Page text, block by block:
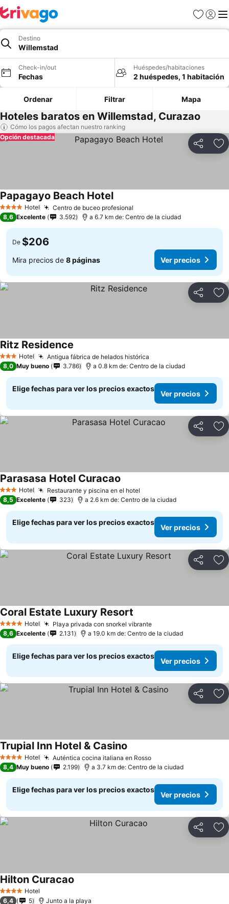
Favoritos
Iniciar
Destino
Willemstad
Check-in/out
Fechas
Huéspedes/habitaciones
2 huéspedes, 1 habitación
Ordenar Filtrar Mapa
Hoteles baratos en Willemstad, Curazao
Cómo los pagos afectan nuestro ranking
Compartir
Opción destacada
4 EstrellasHotel Centro de buceo profesional
Papagayo Beach HotelVer precios
8,6 Excelente 3.592 a 6.7 km de: Centro de la ciudad
De $206
Mira precios de 8 páginas Ver precios
Compartir
3 Estrellas
Hotel Antigua fábrica de helados histórica
Ritz Residence
8,0 Muy bueno 3.786 a 0.8 km de: Centro de la ciudad
Elige fechas para ver los precios exactos
Ver precios
Compartir
3 Estrellas
Hotel Restaurante y piscina en el hotel
Parasasa Hotel Curacao
8,5 Excelente 323 a 2.6 km de: Centro de la ciudad
Elige fechas para ver los precios exactos
Ver precios
Compartir
4 EstrellasHotel Playa privada con snorkel vibranteVer precios
Coral Estate Luxury Resort
8,6 Excelente 2.131 a 19.0 km de: Centro de la ciudad
Elige fechas para ver los precios exactos
Ver precios
Compartir
4 EstrellasHotel Auténtica cocina italiana en RossoVer precios
Trupial Inn Hotel & Casino
8,4 Muy bueno 2.199 a 3.7 km de: Centro de la ciudad
Elige fechas para ver los precios exactos
Ver precios
Compartir
4 EstrellasHotel
Hilton Curacao
6,4 5 Junto a la playa